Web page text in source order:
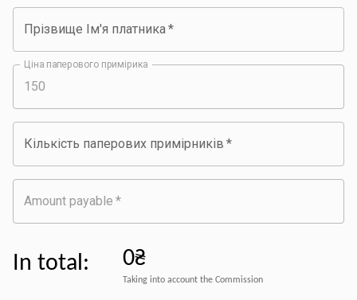
Прізвище Ім'я платника*
Ціна паперового примірика
Кількість паперових примірників *
Amount payable *
In total: 0₴
Taking into account the Commission